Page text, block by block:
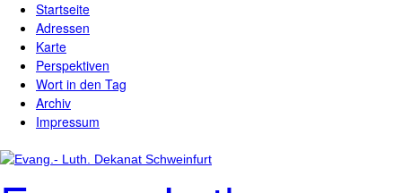
Direkt zum Inhalt
Hauptmenü
Startseite
Adressen
Karte
Perspektiven
Wort in den Tag
Archiv
Impressum